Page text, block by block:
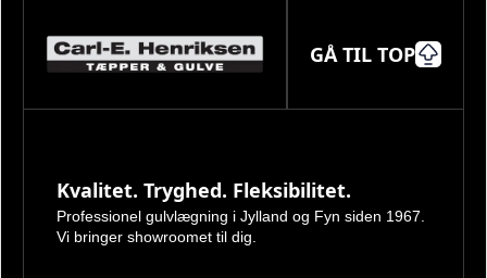
GÅ TIL TOP
Kvalitet. Tryghed. Fleksibilitet.
Professionel gulvlægning i Jylland og Fyn siden 1967.
Vi bringer showroomet til dig.